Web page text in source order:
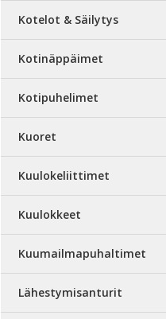
Kotelot & Säilytys
Kotinäppäimet
Kotipuhelimet
Kuoret
Kuulokeliittimet
Kuulokkeet
Kuumailmapuhaltimet
Lähestymisanturit